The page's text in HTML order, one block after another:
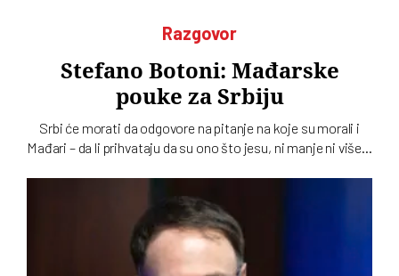
Razgovor
Stefano Botoni: Mađarske
pouke za Srbiju
Srbi će morati da odgovore na pitanje na koje su morali i
Mađari – da li prihvataju da su ono što jesu, ni manje ni više…
Mađarskoj